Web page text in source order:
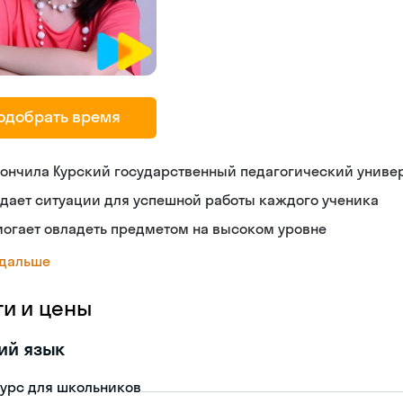
время
Курский государственный педагогический
ситуации для успешной работы каждого ученика
овладеть предметом на высоком уровне
и цены
язык
для школьников